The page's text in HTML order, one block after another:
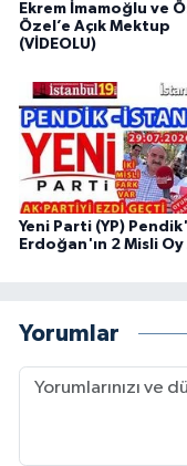
Ekrem İmamoğlu ve
Özel’e Açık Mektup
(VİDEOLU)
Yeni Parti (YP)
Erdoğan'ın 2 Misli Oy
Yorumlar